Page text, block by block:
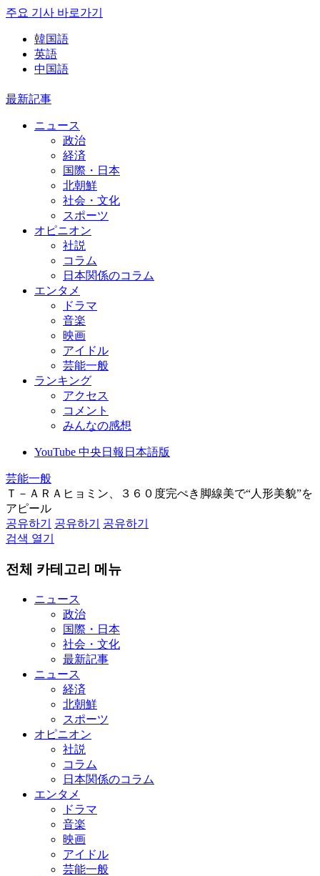
주요 기사 바로가기
韓国語
英語
中国語
最新記事
ニュース
政治
経済
国際・日本
北朝鮮
社会・文化
スポーツ
オピニオン
社説
コラム
日本関係のコラム
エンタメ
ドラマ
音楽
映画
アイドル
芸能一般
ランキング
アクセス
コメント
みんなの感想
YouTube 中央日報日本語版
芸能一般
Ｔ－ＡＲＡヒョミン、３６０度完ぺき脚線美で“人形美貌”を
アピール
공유하기
공유하기
공유하기
검색 열기
전체 카테고리 메뉴
ニュース
政治
国際・日本
社会・文化
最新記事
ニュース
経済
北朝鮮
スポーツ
オピニオン
社説
コラム
日本関係のコラム
エンタメ
ドラマ
音楽
映画
アイドル
芸能一般